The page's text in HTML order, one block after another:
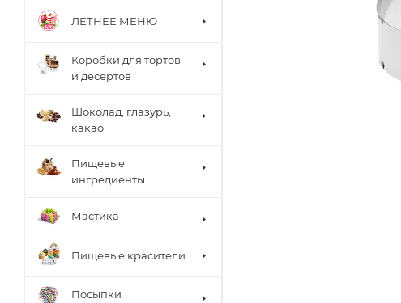
ЛЕТНЕЕ МЕНЮ
Коробки для тортов
и десертов
Шоколад, глазурь,
какао
Пищевые
ингредиенты
Мастика
Пищевые красители
Посыпки